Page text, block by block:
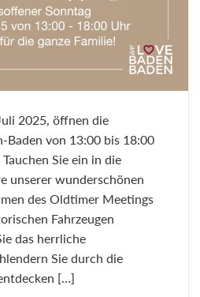
2025, öffnen die
Baden von 13:00 bis 18:00
Sie ein in die
unserer wunderschönen
des Oldtimer Meetings
Fahrzeugen
das herrliche
Sie durch die
[…]